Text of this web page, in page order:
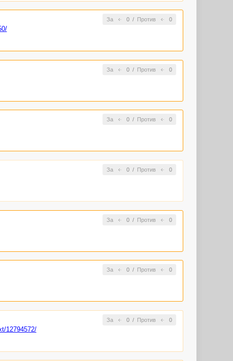
За 0/ Против 0
За 0/ Против 0
За 0/ Против 0
За 0/ Против 0
За 0/ Против 0
За 0/ Против 0
За 0/ Против 0
12794572/